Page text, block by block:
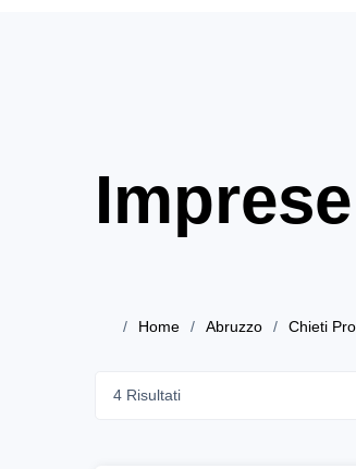
Home Abruzzo Chieti
4 Risultati